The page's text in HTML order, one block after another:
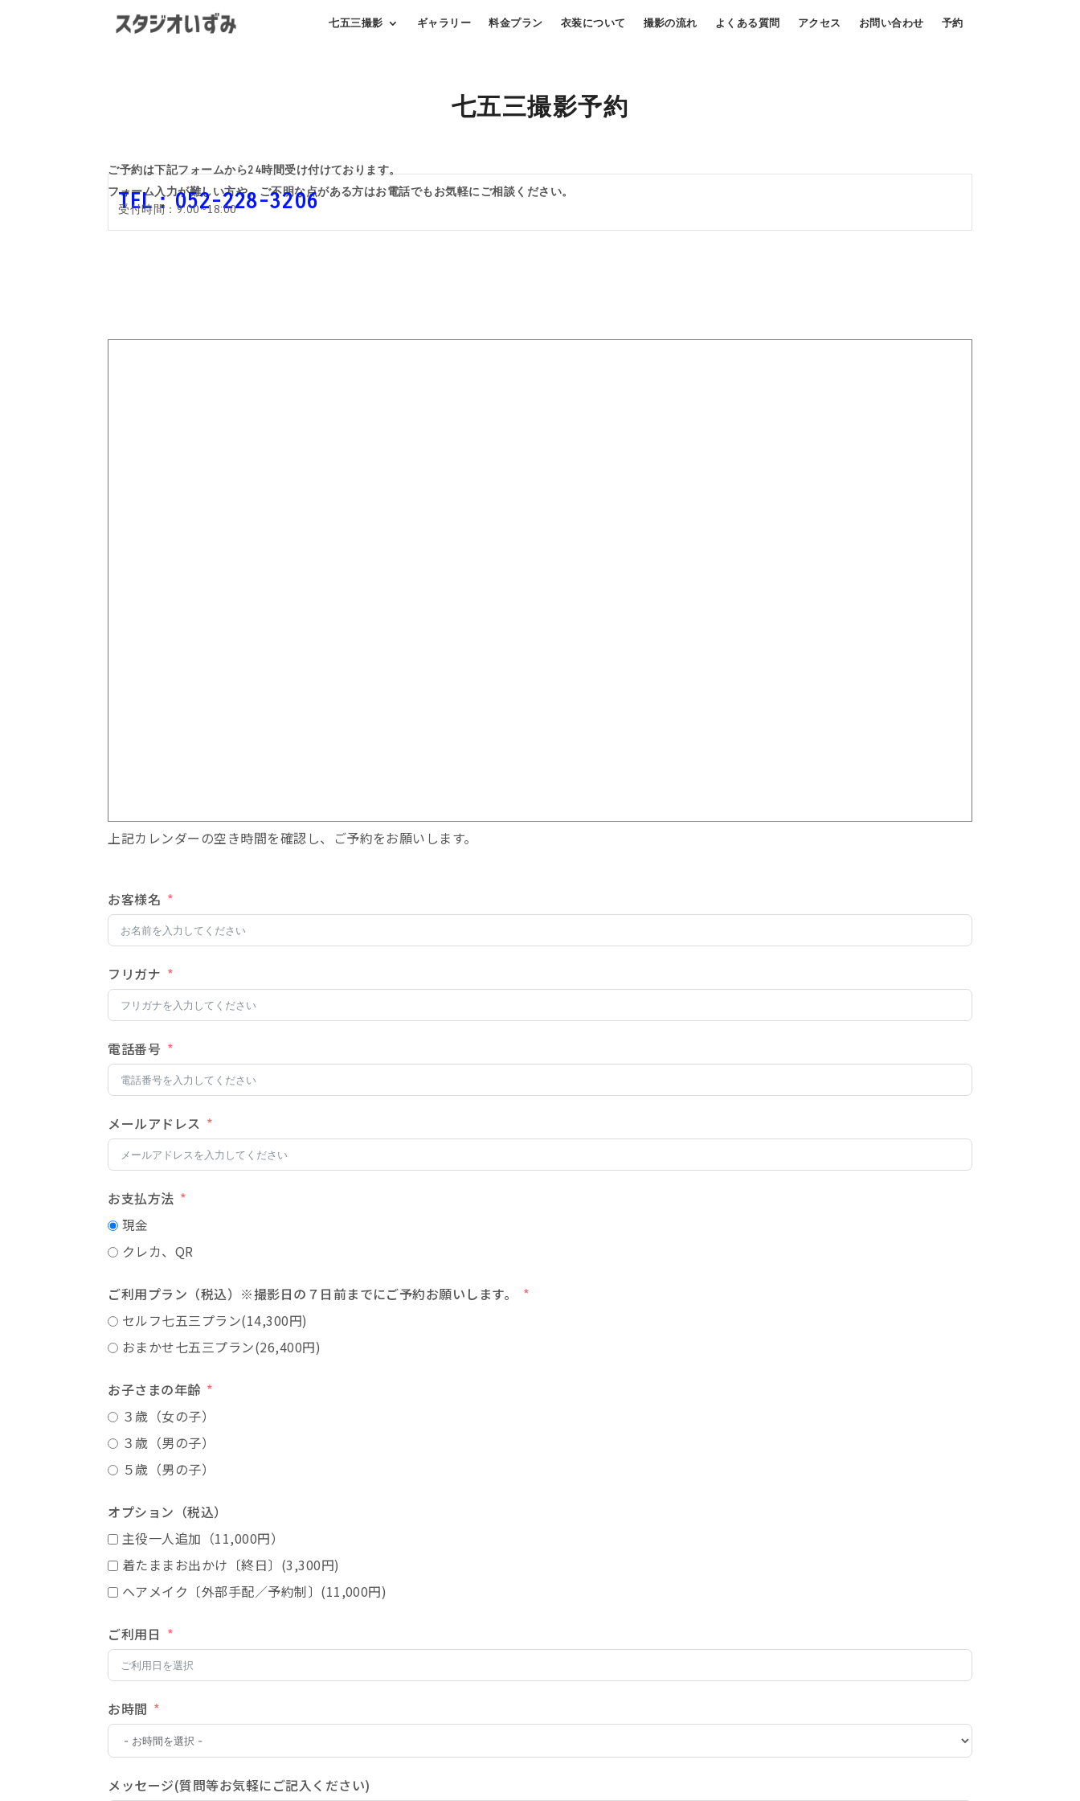
七五三撮影 ギャラリー 料金プラン 衣装について 撮影の流れ よくある質問 アクセス お問い合わせ 予約
七五三撮影予約
ご予約は下記フォームから24時間受け付けております。
フォーム入力が難しい方や、ご不明な点がある方はお電話でもお気軽にご相談ください。
TEL：052-228-3206
受付時間：9:00~18:00
上記カレンダーの空き時間を確認し、ご予約をお願いします。
お客様名
フリガナ
電話番号
メールアドレス
お支払方法
現金
クレカ、QR
ご利用プラン（税込）※撮影日の７日前までにご予約お願いします。
セルフ七五三プラン(14,300円)
おまかせ七五三プラン(26,400円)
お子さまの年齢
３歳（女の子）
３歳（男の子）
５歳（男の子）
オプション（税込）
主役一人追加（11,000円）
着たままお出かけ〔終日〕(3,300円)
ヘアメイク〔外部手配／予約制〕(11,000円)
ご利用日
お時間
メッセージ(質問等お気軽にご記入ください)